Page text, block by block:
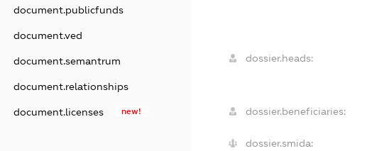
document.publicfunds
document.ved
document.semantrum
document.relationships
document.licenses new!
dossier.heads:
dossier.beneficiaries:
dossier.smida: